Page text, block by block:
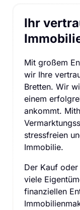
Ihr
Mit großem
wir Ihre
Bretten. Wir
einem
ankommt.
stressfreien
Immobilie.
Der Kauf
viele
finanziellen